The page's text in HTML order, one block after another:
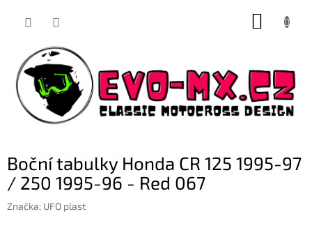
Boční tabulky Honda CR 125 1995-97
/ 250 1995-96 - Red 067
Značka: UFO plast